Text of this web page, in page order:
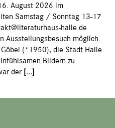
August 2026 im
Samstag / Sonntag 13-17
halle.de
Ausstellungsbesuch möglich.
(*1950), die Stadt Halle
Bildern zu
der [...]